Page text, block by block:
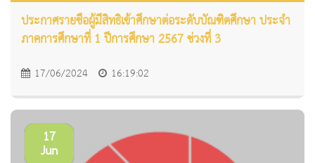
ประกาศรายชื่อผู้มีสิทธิเข้าศึกษาต่อระดับบัณฑิตศึกษา ประจำ
ภาคการศึกษาที่ 1 ปีการศึกษา 2567 ช่วงที่ 3
17/06/2024 16:19:02
17
Jun